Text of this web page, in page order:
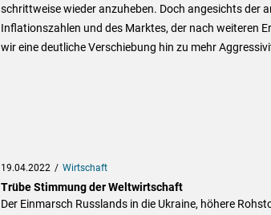
schrittweise wieder anzuheben. Doch angesichts der
Inflationszahlen und des Marktes, der nach weiteren
wir eine deutliche Verschiebung hin zu mehr
19.04.2022 Wirtschaft
Trübe Stimmung der Weltwirtschaft
Der Einmarsch Russlands in die Ukraine, höhere